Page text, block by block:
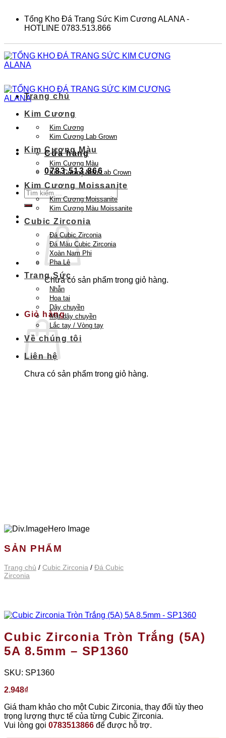
content
Tổng Kho Đá Trang Sức Kim Cương ALANA -
HOTLINE 0783.513.866
Cửa hàng
0783.513.866
Tìm
kiếm:
Chưa có sản phẩm trong giỏ hàng.
Quay trở lại cửa hàng
Giỏ hàng
Chưa có sản phẩm trong giỏ hàng.
Trang chủ
Kim Cương
Kim Cương
Kim Cương Lab Grown
Kim Cương Màu
Kim Cương Màu
Kim Cương Màu Lab Crown
Kim Cương Moissanite
Kim Cương Moissanite
Kim Cương Màu Moissanite
Cubic Zirconia
Đá Cubic Zirconia
Đá Màu Cubic Zirconia
Xoàn Nam Phi
Pha Lê
Trang Sức
Nhẫn
Hoa tai
Dây chuyền
Mặt dây chuyền
Lắc tay / Vòng tay
Về chúng tôi
Liên hệ
SẢN PHẨM
Trang chủ / Cubic Zirconia / Đá Cubic
Zirconia
Cubic Zirconia Tròn Trắng (5A)
5A 8.5mm – SP1360
SKU: SP1360
2.948₫
Giá tham khảo cho một Cubic Zirconia, thay đổi tùy theo
trọng lượng thực tế của từng Cubic Zirconia.
Vui lòng gọi 0783513866 để được hỗ trợ.